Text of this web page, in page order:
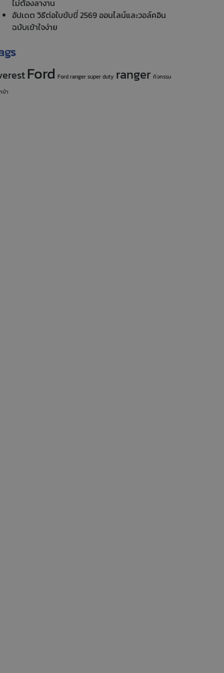
ไม่ต้องลางาน
อัปเดต วิธีต่อใบขับขี่ 2569 ออนไลน์และวอล์คอิน
ฉบับเข้าใจง่าย
Ford Ford ranger super duty ranger กิจกรรม
ป่า